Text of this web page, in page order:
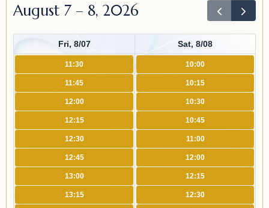
August 7 – 8, 2026
Fri, 8/07 Sat, 8/08
11:30
11:45
12:00
12:15
12:30
12:45
13:00
13:15
10:00
10:15
10:30
10:45
11:00
12:00
12:15
12:30